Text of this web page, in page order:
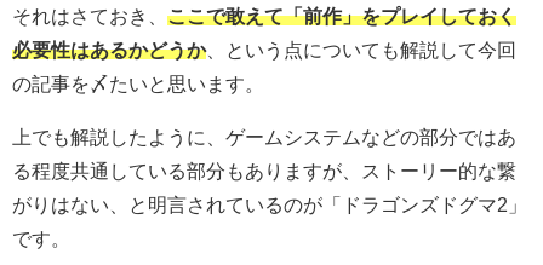
それはさておき、 ここで敢えて「前作」をプレイしておく
必要性はあるかどうか、という点についても解説して今回
の記事を〆たいと思います。
上でも解説したように、ゲームシステムなどの部分ではあ
る程度共通している部分もありますが、ストーリー的な繋
がりはない、と明言されているのが「ドラゴンズドグマ2」
です。